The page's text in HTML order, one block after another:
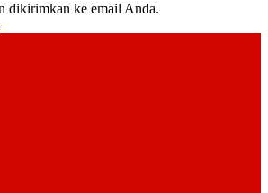
dikirimkan ke email Anda.